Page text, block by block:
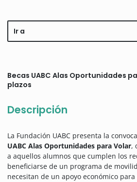
Ir a
Becas UABC Alas Oportunidades
plazos
Descripción
La Fundación UABC presenta la
UABC Alas Oportunidades para Volar,
a aquellos alumnos que cumplen los
beneficiarse de un programa de
necesitan de un apoyo económico